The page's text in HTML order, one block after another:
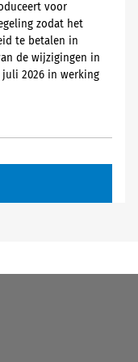
voor
zodat het
te betalen in
de wijzigingen in
2026 in werking